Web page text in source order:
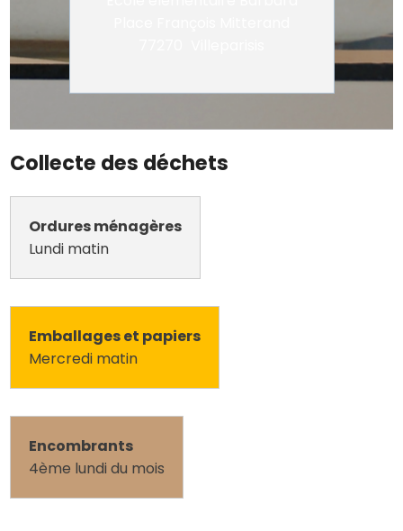
Collecte des déchets
Ordures ménagères
Lundi matin
Emballages et papiers
Mercredi matin
Encombrants
4ème lundi du mois